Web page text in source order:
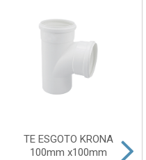
TE ESGOTO KRONA
100mm x100mm